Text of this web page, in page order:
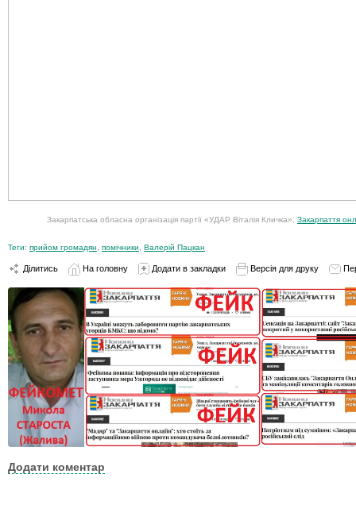
Закарпатська обласна організація партії «УДАР Віталія Кличка», Закарпаття
Теги: прийом громадян помічники Валерій Пацкан
Ділитись На головну Додати в закладки Версія для друку
Додати коментар